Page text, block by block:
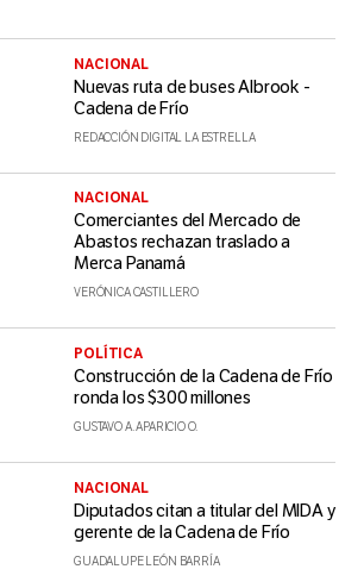
NACIONAL
Nuevas ruta de buses Albrook -
Cadena de Frío
REDACCIÓN DIGITAL LA ESTRELLA
NACIONAL
Comerciantes del Mercado de
Abastos rechazan traslado a
Merca Panamá
VERÓNICA CASTILLERO
POLÍTICA
Construcción de la Cadena de Frío
ronda los $300 millones
GUSTAVO A. APARICIO O.
NACIONAL
Diputados citan a titular del MIDA y
gerente de la Cadena de Frío
GUADALUPE LEÓN BARRÍA